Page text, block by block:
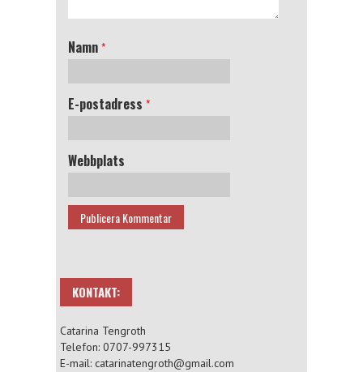
Namn *
E-postadress *
Webbplats
KONTAKT:
Catarina Tengroth
Telefon: 0707-997315
E-mail: catarinatengroth@gmail.com